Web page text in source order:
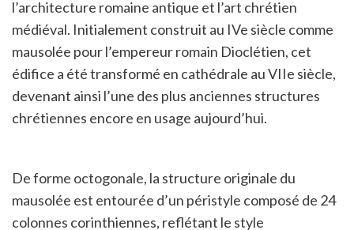
l’architecture romaine antique et l’art chrétien
médiéval. Initialement construit au IVe siècle comme
mausolée pour l’empereur romain Dioclétien, cet
édifice a été transformé en cathédrale au VIIe siècle,
devenant ainsi l’une des plus anciennes structures
chrétiennes encore en usage aujourd’hui.
De forme octogonale, la structure originale du
mausolée est entourée d’un péristyle composé de 24
colonnes corinthiennes, reflétant le style